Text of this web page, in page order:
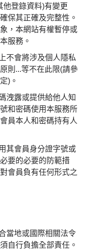
他登錄資料)有變更
保其正確及完整性。
，本網站有權暫停或
服務。
不會將涉及個人隱私
則...等不在此限(請參
)。
洩露或提供給他人知
和密碼使用本服務所
員本人和密碼持有人
其會員身分證字號或
要的必要的防範措
會員負有任何形式之
當地或國際相關法令
自行負擔全部責任。